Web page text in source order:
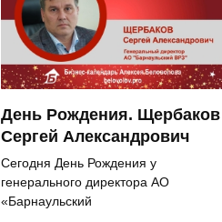
День Рождения. Щербаков
Сергей Александрович
Сегодня День Рождения у
генерального директора АО
«Барнаульский